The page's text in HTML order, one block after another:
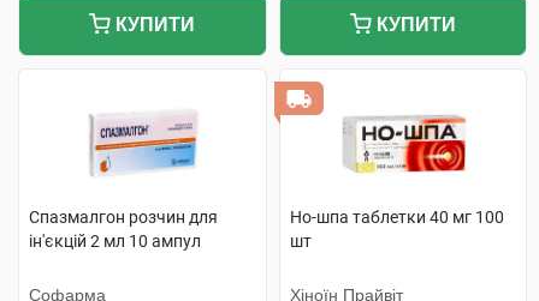
КУПИТИ КУПИТИ
Спазмалгон розчин для
ін'єкцій 2 мл 10 ампул
Софарма
Но-шпа таблетки 40 мг 100
шт
Хіноїн Прайвіт